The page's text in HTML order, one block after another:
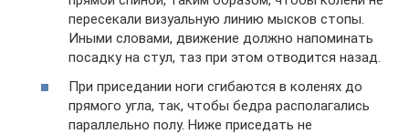
пересекали визуальную линию мысков стопы.
Иными словами, движение должно напоминать
посадку на стул, таз при этом отводится назад.
При приседании ноги сгибаются в коленях до
прямого угла, так, чтобы бедра располагались
параллельно полу. Ниже приседать не